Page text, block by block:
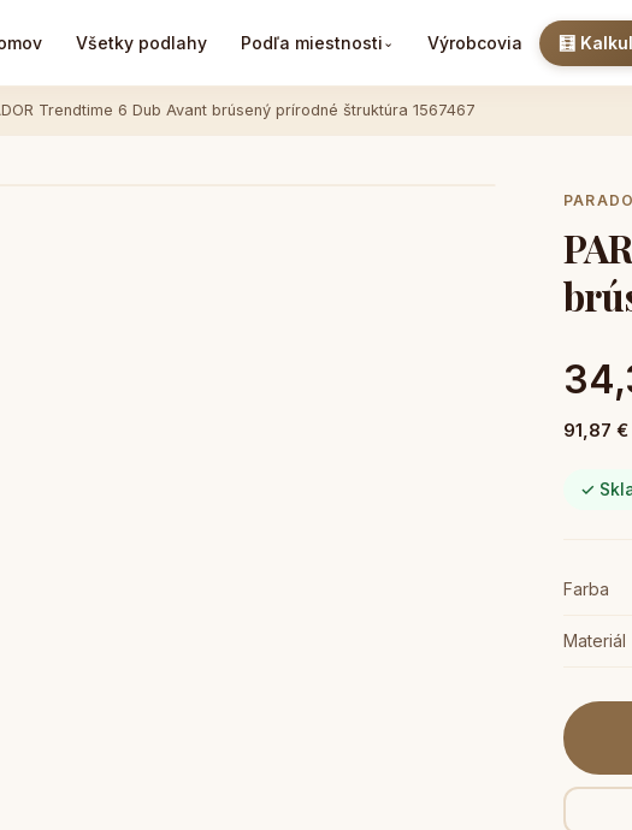
Všetky podlahy Podľa miestnosti ⌄ Výrobcovia 🧮
Trendtime 6 Dub Avant brúsený prírodné štruktúra 1567467
91,87 €
✓
Farba
Materiál